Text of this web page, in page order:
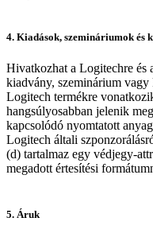
4. Kiadások, szemináriumok és
Hivatkozhat a Logitechre és
kiadvány, szeminárium
Logitech termékre
hangsúlyosabban jelenik
kapcsolódó nyomtatott
Logitech általi
(d) tartalmaz egy védjegy-
megadott értesítési
5. Áruk